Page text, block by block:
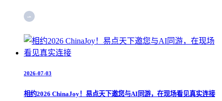
2026-07-03
相约2026 ChinaJoy！易点天下邀您与AI同游，在现场看见真实连接